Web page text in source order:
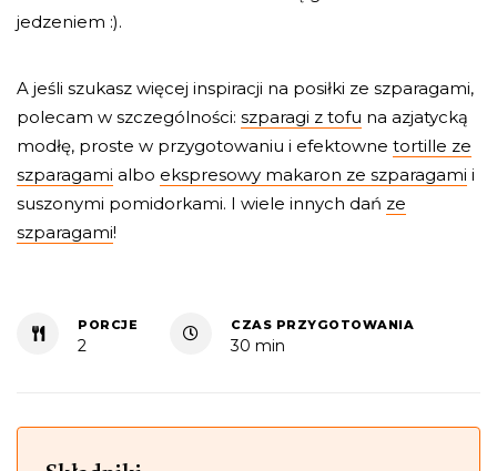
jedzeniem :).
A jeśli szukasz więcej inspiracji na posiłki ze szparagami,
polecam w szczególności: szparagi z tofu na azjatycką
modłę, proste w przygotowaniu i efektowne tortille ze
szparagami albo ekspresowy makaron ze szparagami i
suszonymi pomidorkami. I wiele innych dań ze
szparagami!
PORCJE
2
CZAS PRZYGOTOWANIA
30 min